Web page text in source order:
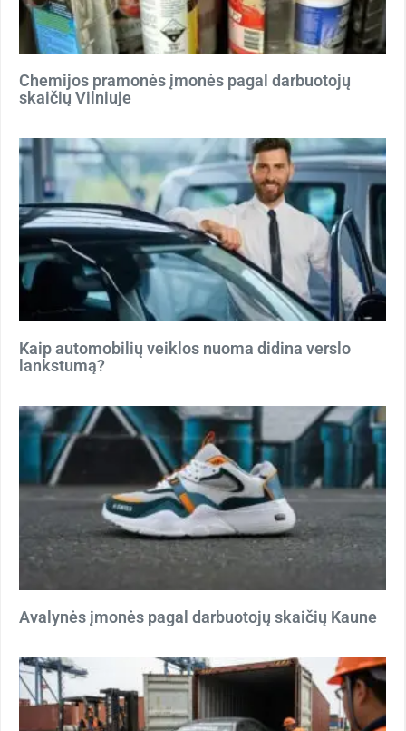
Chemijos pramonės įmonės pagal darbuotojų
skaičių Vilniuje
Kaip automobilių veiklos nuoma didina verslo
lankstumą?
Avalynės įmonės pagal darbuotojų skaičių Kaune